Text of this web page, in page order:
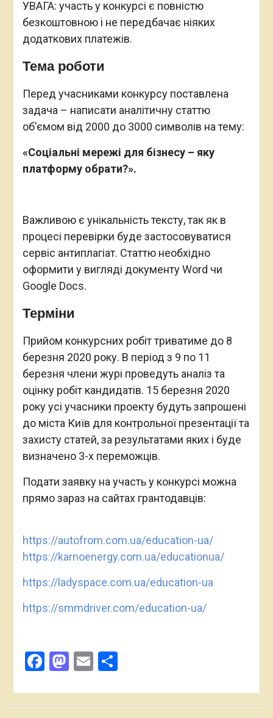
УВАГА: участь у конкурсі є повністю
безкоштовною і не передбачає ніяких
додаткових платежів.
Тема роботи
Перед учасниками конкурсу поставлена
задача – написати аналітичну статтю
об’ємом від 2000 до 3000 символів на тему:
«Соціальні мережі для бізнесу – яку
платформу обрати?».
Важливою є унікальність тексту, так як в
процесі перевірки буде застосовуватися
сервіс антиплагіат. Статтю необхідно
оформити у вигляді документу Word чи
Google Docs.
Терміни
Прийом конкурсних робіт триватиме до 8
березня 2020 року. В період з 9 по 11
березня члени журі проведуть аналіз та
оцінку робіт кандидатів. 15 березня 2020
року усі учасники проекту будуть запрошені
до міста Київ для контрольної презентації та
захисту статей, за результатами яких і буде
визначено 3-х переможців.
Подати заявку на участь у конкурсі можна
прямо зараз на сайтах грантодавців:
https://autofrom.com.ua/education-ua/
https://karnoenergy.com.ua/educationua/
https://ladyspace.com.ua/education-ua
https://smmdriver.com/education-ua/
Facebook
Mastodon
EmailПоділитися